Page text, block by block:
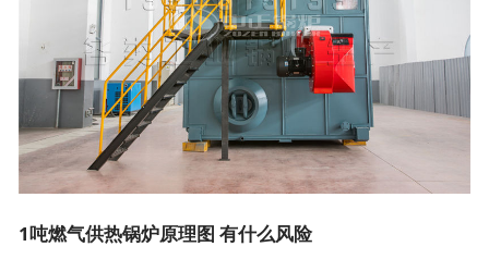
1吨燃气供热锅炉原理图 有什么风险